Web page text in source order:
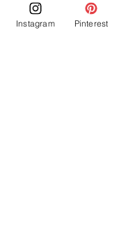
Instagram Pinterest